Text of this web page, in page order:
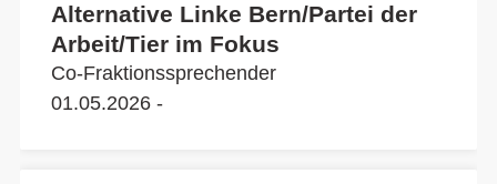
Alternative Linke Bern/Partei der
Arbeit/Tier im Fokus
Co-Fraktionssprechender
01.05.2026 -